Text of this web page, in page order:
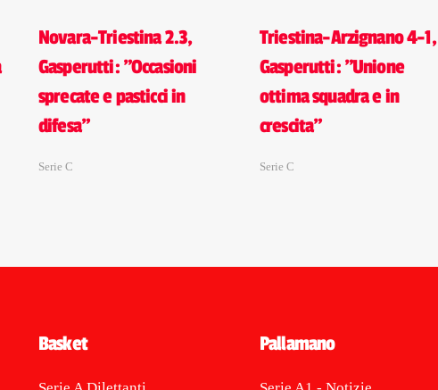
Novara-Triestina 2.3,
Gasperutti: "Occasioni
sprecate e pasticci in
difesa"
Serie C
Triestina-Arzignano 4-1,
Gasperutti: "Unione
ottima squadra e in
crescita"
Serie C
Basket Pallamano